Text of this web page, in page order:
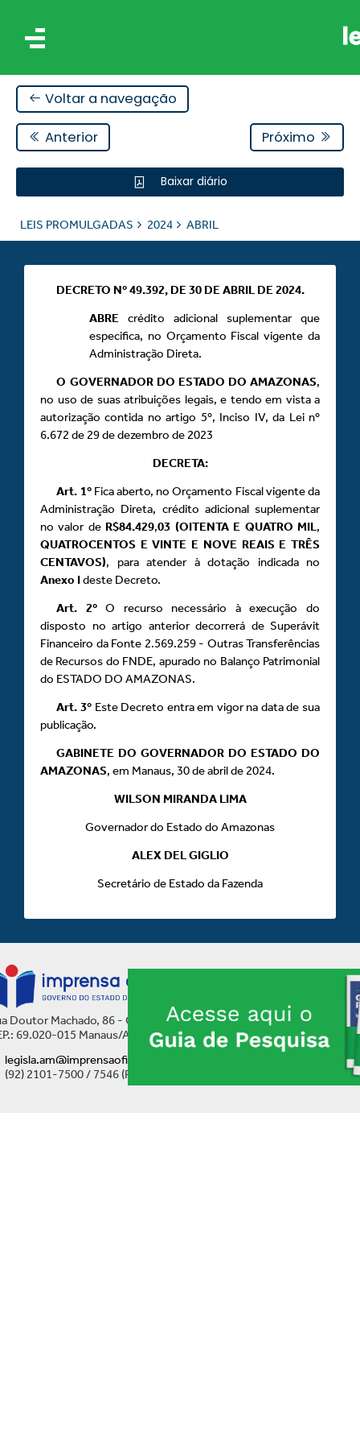
Voltar a navegação
Anterior Próximo
Baixar diário
LEIS PROMULGADAS 2024 ABRIL
DECRETO Nº 49.392, DE 30 DE ABRIL DE 2024.
ABRE crédito adicional suplementar que
especifica, no Orçamento Fiscal vigente da
Administração Direta.
O GOVERNADOR DO ESTADO DO AMAZONAS,
no uso de suas atribuições legais, e tendo em vista a
autorização contida no artigo 5º, Inciso IV, da Lei nº
6.672 de 29 de dezembro de 2023
DECRETA:
Art. 1ºFica aberto, no Orçamento Fiscal vigente da
Administração Direta, crédito adicional suplementar
no valor de R$84.429,03 (OITENTA E QUATRO MIL,
QUATROCENTOS E VINTE E NOVE REAIS E TRÊS
CENTAVOS), para atender à dotação indicada no
Anexo Ideste Decreto.
Art.
2ºO recurso necessário à execução do
disposto no artigo anterior decorrerá de Superávit
Financeiro da Fonte 2.569.259 - Outras Transferências
de Recursos do FNDE, apurado no Balanço Patrimonial
do ESTADO DO AMAZONAS.
Art. 3ºEste Decreto entra em vigor na data de sua
publicação.
GABINETE DO GOVERNADOR DO ESTADO DO
AMAZONAS, em Manaus, 30 de abril de 2024.
WILSON MIRANDA LIMA
Governador do Estado do Amazonas
ALEX DEL GIGLIO
Secretário de Estado da Fazenda
Doutor Machado, 86 - Centro
69.020-015 Manaus/AM
legisla.am@imprensaoficial.am.gov.br
(92) 2101-7500 / 7546 (Ramal)